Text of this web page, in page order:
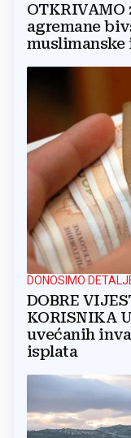
agremane
DONOSIMO
DOBRE
KORISNIKA
uvećanih
isplata